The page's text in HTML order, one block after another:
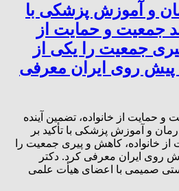
و آموزش پزشکی با
جمعیت و حمایت از
جمعیت را یکی از
روی ایران معرفی
حمایت از خانواده، تضمین آینده
و آموزش پزشکی با تأکید بر
خانواده، کاهش و پیری جمعیت را
روی ایران معرفی کرد. دکتر
صمیمی با اعضای هیأت علمی